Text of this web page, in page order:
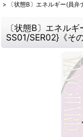
>
〔状態B〕エネルギー(員
〔状態B〕エネル
SS01/SER02}《その